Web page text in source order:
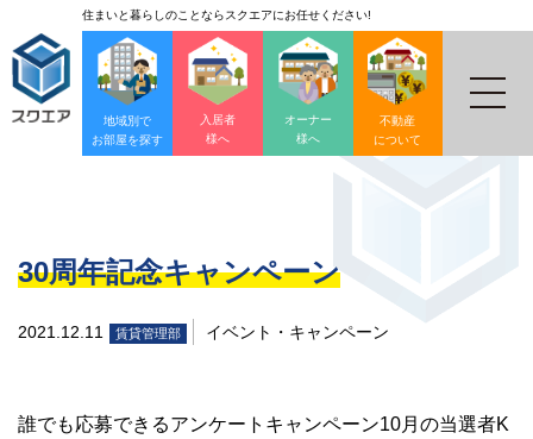
住まいと暮らしのことならスクエアにお任せください!
地域別で
お部屋を探す
入居者
様へ
オーナー
様へ
不動産
について
30周年記念キャンペーン
2021.12.11 賃貸管理部 イベント・キャンペーン
誰でも応募できるアンケートキャンペーン10月の当選者K